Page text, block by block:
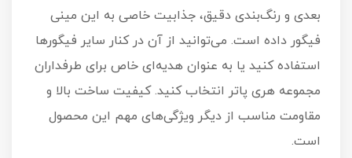
بعدی و رنگ‌بندی دقیق، جذابیت خاصی به این مینی
فیگور داده است. می‌توانید از آن در کنار سایر فیگورها
استفاده کنید یا به عنوان هدیه‌ای خاص برای طرفداران
مجموعه هری پاتر انتخاب کنید. کیفیت ساخت بالا و
مقاومت مناسب از دیگر ویژگی‌های مهم این محصول
است.